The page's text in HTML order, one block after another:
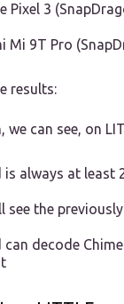
Pixel 3
Mi 9T Pro
results:
we can see, on
is always at least
see the
can decode